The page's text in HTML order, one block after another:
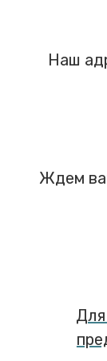
Наш
Ждем
Для